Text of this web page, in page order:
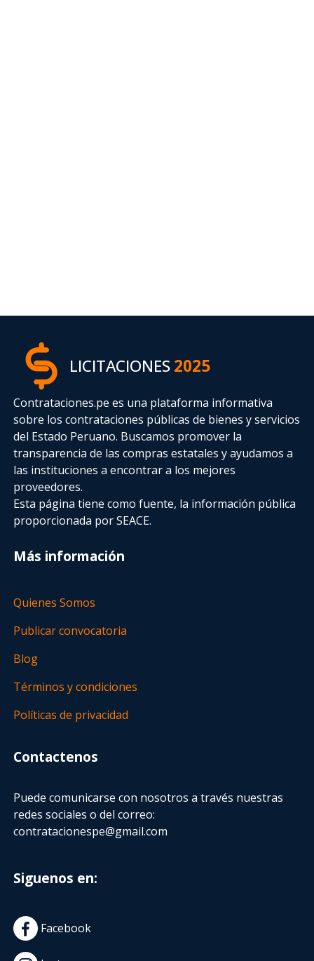
LICITACIONES2025
Contrataciones.pe es una plataforma informativa
sobre los contrataciones públicas de bienes y servicios
del Estado Peruano. Buscamos promover la
transparencia de las compras estatalesy ayudamos a
las instituciones a encontrar a los mejores
proveedores.
Esta página tiene como fuente, la información pública
proporcionada por SEACE.
Más información
Quienes Somos
Publicar convocatoria
Blog
Términos y condiciones
Políticas de privacidad
Contactenos
Puede comunicarse con nosotros a través nuestras
redes sociales o del correo:
contratacionespe@gmail.com
Siguenos en:
Facebook